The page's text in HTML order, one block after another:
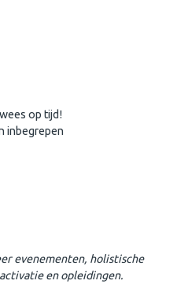
op tijd!
inbegrepen
evenementen, holistische
en opleidingen.